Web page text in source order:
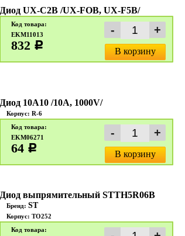
Диод UX-C2B /UX-FOB, UX-F5B/
Код товара:
EKM11013
832 c
В корзину
Диод 10A10 /10A, 1000V/
Корпус: R-6
Код товара:
EKM06271
64 c
В корзину
Диод выпрямительный STTH5R06B
Бренд: ST
Корпус: TO252
Код товара: